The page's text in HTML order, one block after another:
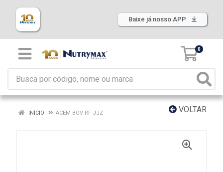
Baixe já nosso APP
0
VOLTAR
INÍCIO ACEM BOV RF JJZ